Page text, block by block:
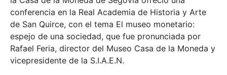
conferencia en la Real Academia de Historia y Arte
de San Quirce, con el tema El museo monetario:
espejo de una sociedad, que fue pronunciada por
Rafael Feria, director del Museo Casa de la Moneda y
vicepresidente de la S.I.A.E.N.